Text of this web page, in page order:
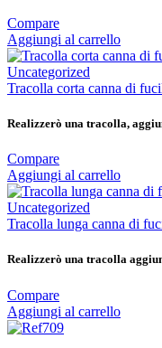
Compare
Aggiungi al carrello
Uncategorized
Tracolla corta canna di
Realizzerò una tracolla,
Compare
Aggiungi al carrello
Uncategorized
Tracolla lunga canna di
Realizzerò una tracolla
Compare
Aggiungi al carrello